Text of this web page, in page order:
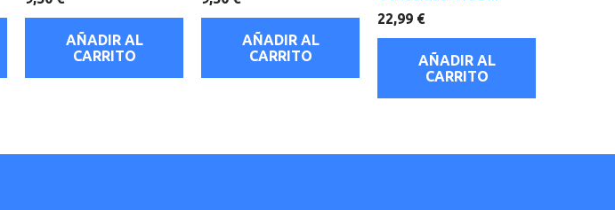
AÑADIR AL
CARRITO
AÑADIR AL
CARRITO
22,99 €
AÑADIR AL
CARRITO